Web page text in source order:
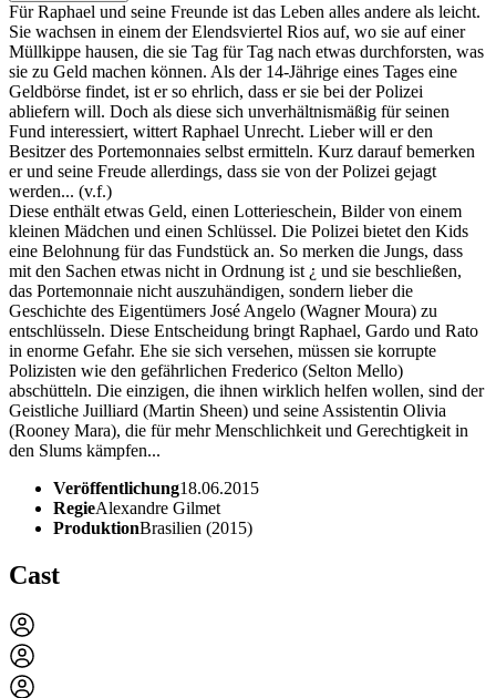
Für Raphael und seine Freunde ist das Leben alles andere als leicht.
Sie wachsen in einem der Elendsviertel Rios auf, wo sie auf einer
Müllkippe hausen, die sie Tag für Tag nach etwas durchforsten, was
sie zu Geld machen können. Als der 14-Jährige eines Tages eine
Geldbörse findet, ist er so ehrlich, dass er sie bei der Polizei
abliefern will. Doch als diese sich unverhältnismäßig für seinen
Fund interessiert, wittert Raphael Unrecht. Lieber will er den
Besitzer des Portemonnaies selbst ermitteln. Kurz darauf bemerken
er und seine Freude allerdings, dass sie von der Polizei gejagt
werden... (v.f.)
Diese enthält etwas Geld, einen Lotterieschein, Bilder von einem
kleinen Mädchen und einen Schlüssel. Die Polizei bietet den Kids
eine Belohnung für das Fundstück an. So merken die Jungs, dass
mit den Sachen etwas nicht in Ordnung ist ¿ und sie beschließen,
das Portemonnaie nicht auszuhändigen, sondern lieber die
Geschichte des Eigentümers José Angelo (Wagner Moura) zu
entschlüsseln. Diese Entscheidung bringt Raphael, Gardo und Rato
in enorme Gefahr. Ehe sie sich versehen, müssen sie korrupte
Polizisten wie den gefährlichen Frederico (Selton Mello)
abschütteln. Die einzigen, die ihnen wirklich helfen wollen, sind der
Geistliche Juilliard (Martin Sheen) und seine Assistentin Olivia
(Rooney Mara), die für mehr Menschlichkeit und Gerechtigkeit in
den Slums kämpfen...
Veröffentlichung18.06.2015
RegieAlexandre Gilmet
ProduktionBrasilien (2015)
Cast